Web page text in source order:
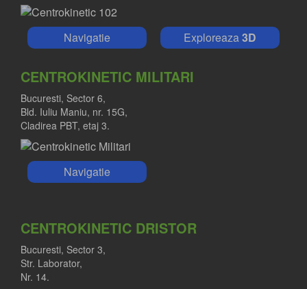
Navigatie Exploreaza3D
CENTROKINETIC MILITARI
Bucuresti, Sector 6,
Bld. Iuliu Maniu, nr. 15G,
Cladirea PBT, etaj 3.
Navigatie
CENTROKINETIC DRISTOR
Bucuresti, Sector 3,
Str. Laborator,
Nr. 14.